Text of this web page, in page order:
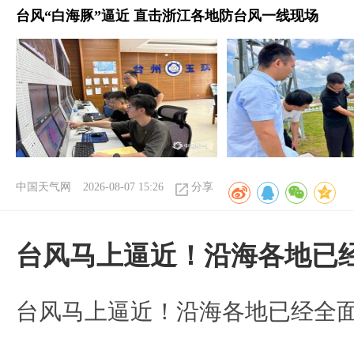
台风“白海豚”逼近 直击浙江各地防台风一线现场
中国天气网 2026-08-07 15:26 分享
台风马上逼近！沿海各地已
台风马上逼近！沿海各地已经全